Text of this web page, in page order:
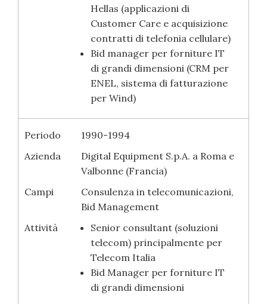
Hellas (applicazioni di
Customer Care e acquisizione
contratti di telefonia cellulare)
Bid manager per forniture IT
di grandi dimensioni (CRM per
ENEL, sistema di fatturazione
per Wind)
Periodo
1990-1994
Azienda
Digital Equipment S.p.A. a Roma e
Valbonne (Francia)
Campi
Consulenza in telecomunicazioni,
Bid Management
Attività
Senior consultant (soluzioni
telecom) principalmente per
Telecom Italia
Bid Manager per forniture IT
di grandi dimensioni